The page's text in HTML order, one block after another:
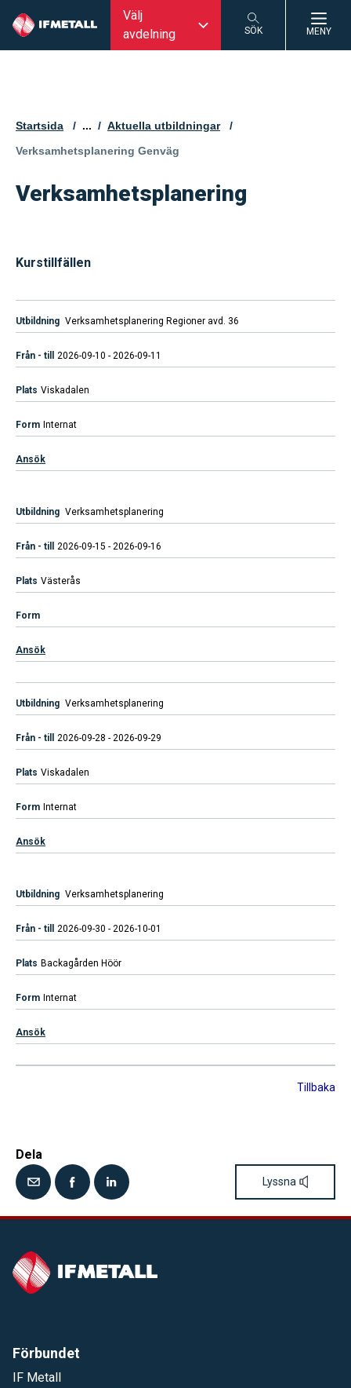
Välj
avdelning
SÖK MENY
Startsida ...
Aktuella utbildningar
Aktuell sida:
Verksamhetsplanering Genväg
Verksamhetsplanering
Kurstillfällen
Verksamhetsplanering Regioner avd. 36
2026-09-10 - 2026-09-11
Viskadalen
Internat
Ansök
Verksamhetsplanering
2026-09-15 - 2026-09-16
Västerås
Ansök
Verksamhetsplanering
2026-09-28 - 2026-09-29
Viskadalen
Internat
Ansök
Verksamhetsplanering
2026-09-30 - 2026-10-01
Backagården Höör
Internat
Ansök
Tillbaka
Dela
Lyssna
Förbundet
IF Metall